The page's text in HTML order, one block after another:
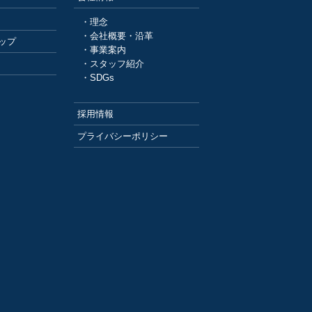
プ
・理念
・会社概要・沿革
・事業案内
・スタッフ紹介
・SDGs
採用情報
プライバシーポリシー